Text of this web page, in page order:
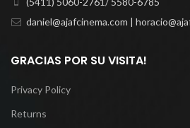
daniel@ajafcinema.com |
GRACIAS POR SU VISITA!
Privacy Policy
Returns